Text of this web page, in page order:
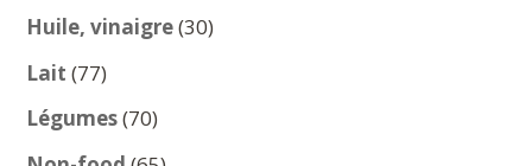
produits
Huile, vinaigre 3030
Lait 7777
produits
Légumes 7070
produits